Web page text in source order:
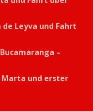
de Leyva und Fahrt
–
Marta und erster